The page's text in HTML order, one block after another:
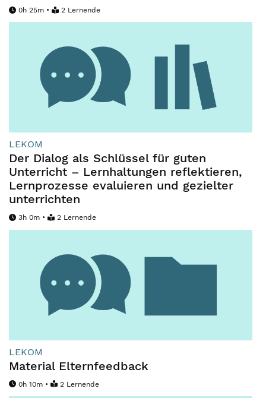
0h 25m • 2 Lernende
LEKOM
Der Dialog als Schlüssel für guten
Unterricht – Lernhaltungen reflektieren,
Lernprozesse evaluieren und gezielter
unterrichten
3h 0m • 2 Lernende
LEKOM
Material Elternfeedback
0h 10m • 2 Lernende